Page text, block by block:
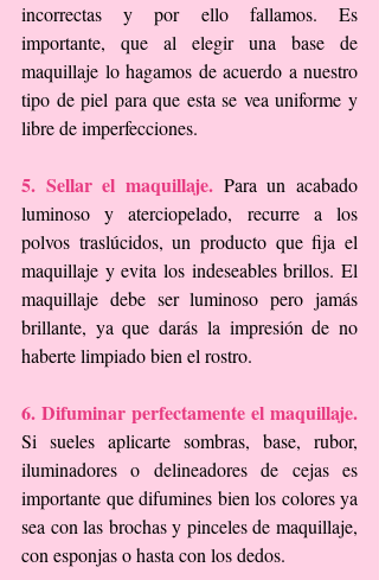
incorrectas y por ello fallamos. Es
importante, que al elegir una base de
maquillaje lo hagamos de acuerdo a nuestro
tipo de piel para que esta se vea uniforme y
libre de imperfecciones.
5. Sellar el maquillaje. Para un acabado
luminoso y aterciopelado, recurre a los
polvos traslúcidos, un producto que fija el
maquillaje y evita los indeseables brillos. El
maquillaje debe ser luminoso pero jamás
brillante, ya que darás la impresión de no
haberte limpiado bien el rostro.
Si sueles aplicarte sombras, base, rubor,
iluminadores o delineadores de cejas es
importante que difumines bien los colores ya
sea con las brochas y pinceles de maquillaje,
con esponjas o hasta con los dedos.